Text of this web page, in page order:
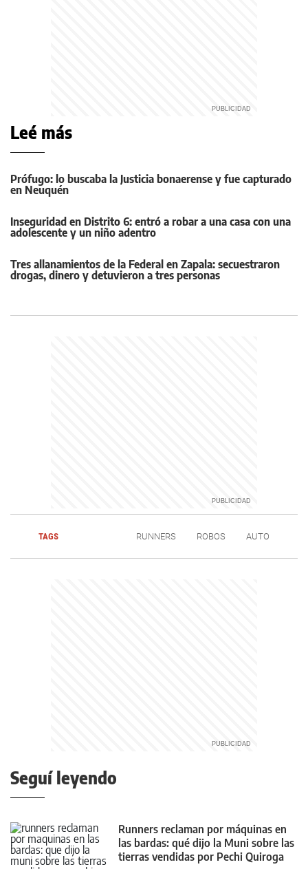
Leé más
Prófugo: lo buscaba la Justicia bonaerense y fue capturado
en Neuquén
Inseguridad en Distrito 6: entró a robar a una casa con una
adolescente y un niño adentro
Tres allanamientos de la Federal en Zapala: secuestraron
drogas, dinero y detuvieron a tres personas
TAGS RUNNERS ROBOS AUTO
Seguí leyendo
Runners reclaman por máquinas en
las bardas: qué dijo la Muni sobre las
tierras vendidas por Pechi Quiroga